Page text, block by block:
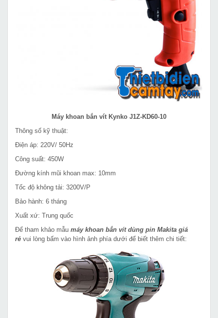
Máy khoan bắn vít Kynko J1Z-KD60-10
Thông số kỹ thuật:
Điện áp: 220V/ 50Hz
Công suất: 450W
Đường kính mũi khoan max: 10mm
Tốc độ không tải: 3200V/P
Bảo hành: 6 tháng
Xuất xứ: Trung quốc
Để tham khảo mẫu máy khoan bắn vít dùng pin Makita giá
rẻ vui lòng bấm vào hình ảnh phía dưới để biết thêm chi tiết: